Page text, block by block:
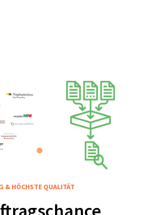
& HÖCHSTE QUALITÄT